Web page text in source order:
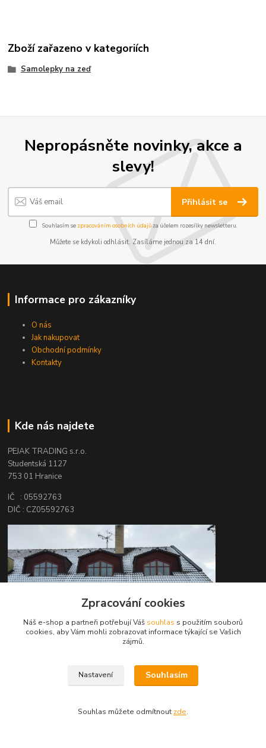
Zboží zařazeno v kategoriích
Samolepky na zeď
Nepropásněte novinky, akce a
slevy!
Přihlásit se
Souhlasím se zpracováním osobních údajůza účelem rozesílky newsletteru.
Můžete se kdykoli odhlásit. Zasíláme jednou za 14 dní.
Informace pro zákazníky
O nás
Jak nakupovat
Obchodní podmínky
Kontakty
Kde nás najdete
PEJAK TRADING s.r.o.
Studentská 1127
753 01 Hranice
IČ : 05592763
DIČ : CZ05592763
Zpracování cookies
Náš e-shop a partneři potřebují Váš souhlas s použitím souborů
cookies, aby Vám mohli zobrazovat informace týkající se Vašich
zájmů.
Nastavení Souhlasím
Souhlas můžete odmítnout zde.